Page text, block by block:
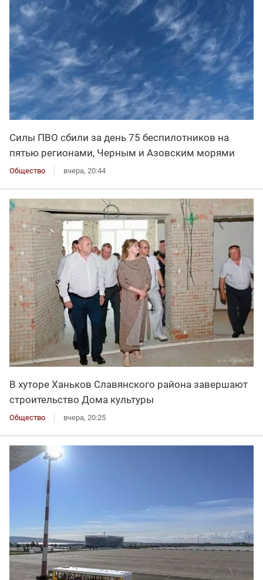
Силы ПВО сбили за день 75 беспилотников на
пятью регионами, Черным и Азовским морями
Общество вчера, 20:44
В хуторе Ханьков Славянского района завершают
строительство Дома культуры
Общество вчера, 20:25